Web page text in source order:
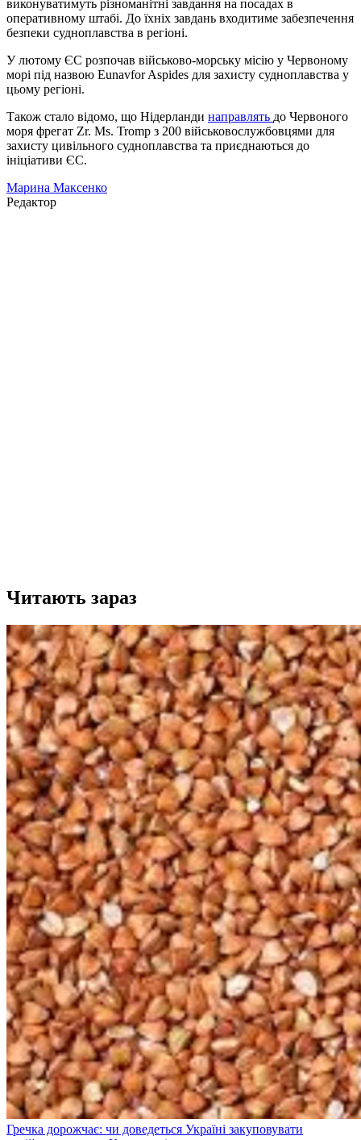
виконуватимуть різноманітні завдання на посадах в
оперативному штабі. До їхніх завдань входитиме забезпечення
безпеки судноплавства в регіоні.
У лютому ЄС розпочав військово-морську місію у Червоному
морі під назвою Eunavfor Aspides для захисту судноплавства у
цьому регіоні.
Також стало відомо, що Нідерланди направлять до Червоного
моря фрегат Zr. Ms. Tromp з 200 військовослужбовцями для
захисту цивільного судноплавства та приєднаються до
ініціативи ЄС.
Марина Максенко
Редактор
Читають зараз
Гречка дорожчає: чи доведеться Україні закуповувати